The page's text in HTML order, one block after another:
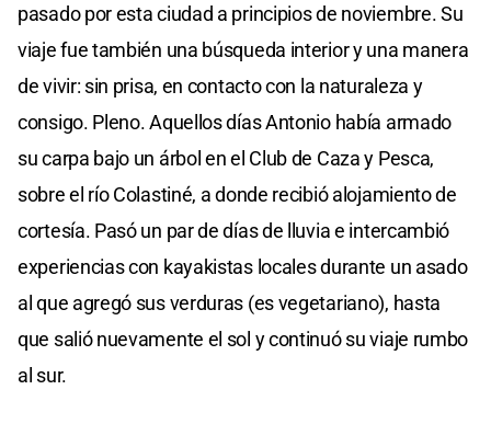
pasado por esta ciudad a principios de noviembre. Su
viaje fue también una búsqueda interior y una manera
de vivir: sin prisa, en contacto con la naturaleza y
consigo. Pleno. Aquellos días Antonio había armado
su carpa bajo un árbol en el Club de Caza y Pesca,
sobre el río Colastiné, a donde recibió alojamiento de
cortesía. Pasó un par de días de lluvia e intercambió
experiencias con kayakistas locales durante un asado
al que agregó sus verduras (es vegetariano), hasta
que salió nuevamente el sol y continuó su viaje rumbo
al sur.